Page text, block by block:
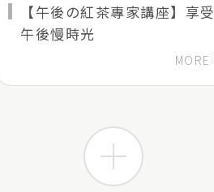
【午後の紅茶專家講座】享受
午後慢時光
MORE